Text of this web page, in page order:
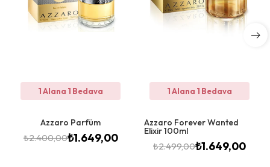
1 Alana 1 Bedava
Azzaro Parfüm
₺2.400,00₺1.649,00
1 Alana 1 Bedava
Azzaro Forever Wanted
Elixir 100ml
₺2.499,00₺1.649,00